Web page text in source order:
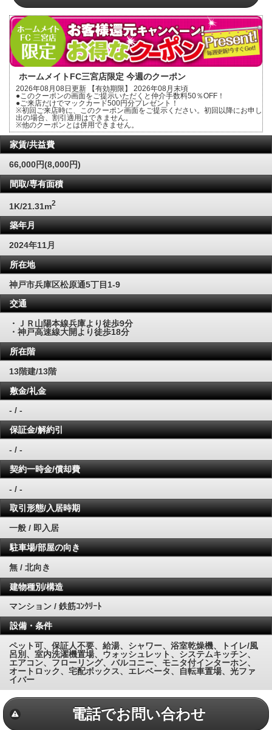
ホームメイトFC三宮店限定 今週のクーポン
2026年08月08日更新 【有効期限】 2026年08月末頃
●このクーポンの画面をご提示いただくと仲介手数料50％OFF！
●ご来店だけでマックカード500円分プレゼント！
※初回ご来店時に、このクーポン画面をご提示ください。初回以降にお申し
出の場合、割引適用はできません。
※他のクーポンとは併用できません。
家賃/共益費
66,000円(8,000円)
間取/専有面積
1K/21.31m2
築年月
2024年11月
所在地
神戸市兵庫区松原通5丁目1-9
交通
・ＪＲ山陽本線兵庫より徒歩9分
・神戸高速線大開より徒歩18分
所在階
13階建/13階
敷金/礼金
- / -
保証金/解約引
- / -
契約一時金/償却費
- / -
取引形態/入居時期
一般 / 即入居
駐車場/部屋の向き
無 / 北向き
建物種別/構造
マンション / 鉄筋ｺﾝｸﾘｰﾄ
設備・条件
ペット可、保証人不要、給湯、シャワー、浴室乾燥機、トイレ/風
呂別、室内洗濯機置場、ウォッシュレット、システムキッチン、
エアコン、フローリング、バルコニー、モニタ付インターホン、
オートロック、宅配ボックス、エレベータ、自転車置場、光ファ
イバー
電話でお問い合わせ